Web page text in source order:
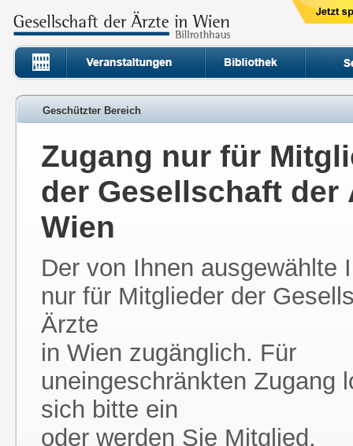
Geschützter Bereich
Zugang nur für
der Gesellschaft der
Wien
Der von Ihnen ausgewählte
nur für Mitglieder der
Ärzte
in Wien zugänglich. Für
uneingeschränkten Zugang
sich bitte ein
oder werden Sie Mitglied.